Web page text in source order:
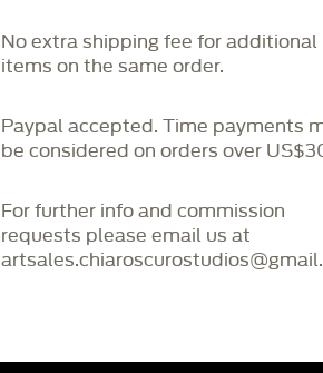
No extra shipping fee for additional
items on the same order.
Paypal accepted. Time payments
be considered on orders over
For further info and commission
requests please email us at